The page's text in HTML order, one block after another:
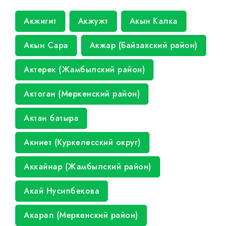
Акжигит Акжужт Акын Калка
Акын Сара Акжар (Байзакский район)
Актерек (Жамбылский район)
Актоган (Меркенский район)
Актан батыра
Акниет (Куркелесский округ)
Аккайнар (Жамбылский район)
Акай Нусипбекова
Акарал (Меркенский район)